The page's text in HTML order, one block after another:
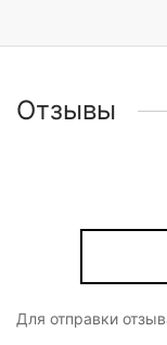
Отзывы
Для отправки